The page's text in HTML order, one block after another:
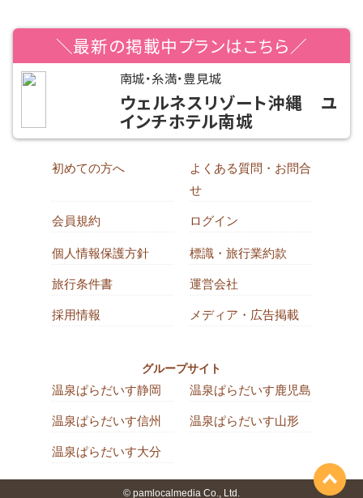
＼最新の掲載中プランはこちら／
南城・糸満・豊見城
ウェルネスリゾート沖縄 ユ
インチホテル南城
初めての方へ
よくある質問・お問合
せ
会員規約 ログイン
個人情報保護方針 標識・旅行業約款
旅行条件書 運営会社
採用情報 メディア・広告掲載
グループサイト
温泉ぱらだいす静岡 温泉ぱらだいす鹿児島
温泉ぱらだいす信州 温泉ぱらだいす山形
温泉ぱらだいす大分
© pamlocalmedia Co., Ltd.